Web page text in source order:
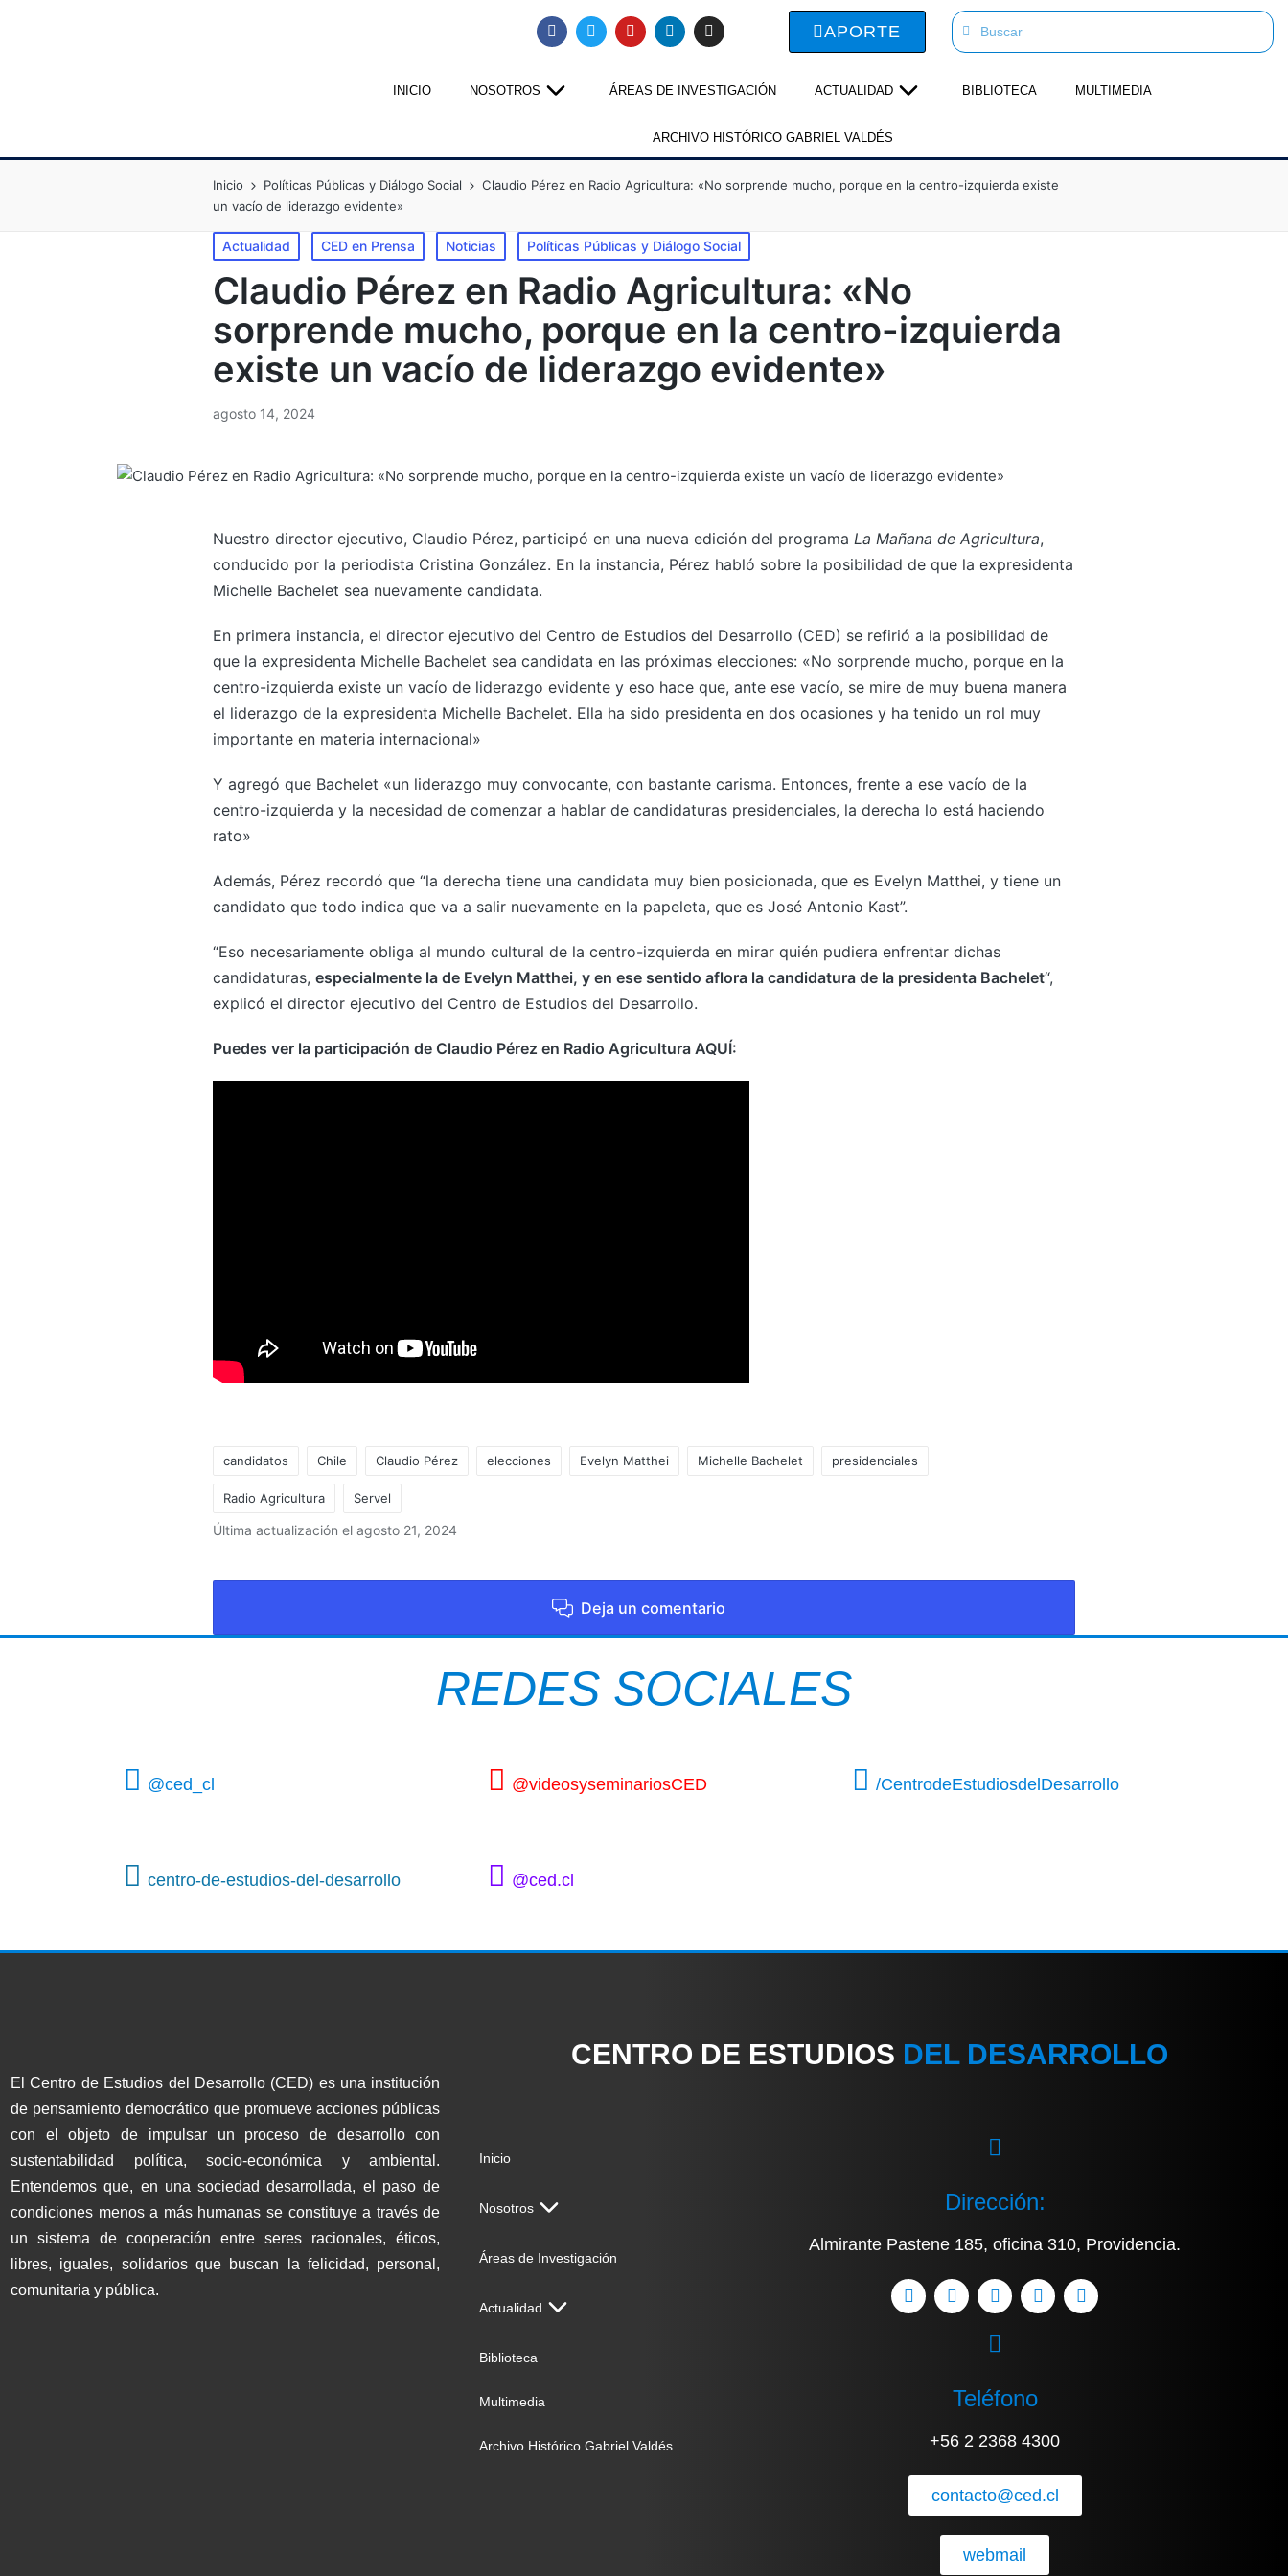
APORTE
INICIO NOSOTROS ÁREAS DE INVESTIGACIÓN ACTUALIDAD BIBLIOTECA MULTIMEDIA
ARCHIVO HISTÓRICO GABRIEL VALDÉS
Inicio Políticas Públicas y Diálogo Social
Claudio Pérez en Radio Agricultura: «No sorprende mucho, porque en la centro-izquierda existe
un vacío de liderazgo evidente»
Actualidad CED en Prensa Noticias Políticas Públicas y Diálogo Social
Claudio Pérez en Radio Agricultura: «No
sorprende mucho, porque en la centro-izquierda
existe un vacío de liderazgo evidente»
agosto 14, 2024
Nuestro director ejecutivo, Claudio Pérez, participó en una nueva edición del programa La Mañana de Agricultura,
conducido por la periodista Cristina González. En la instancia, Pérez habló sobre la posibilidad de que la expresidenta
Michelle Bachelet sea nuevamente candidata.
En primera instancia, el director ejecutivo del Centro de Estudios del Desarrollo (CED) se refirió a la posibilidad de
que la expresidenta Michelle Bachelet sea candidata en las próximas elecciones: «No sorprende mucho, porque en la
centro-izquierda existe un vacío de liderazgo evidente y eso hace que, ante ese vacío, se mire de muy buena manera
el liderazgo de la expresidenta Michelle Bachelet. Ella ha sido presidenta en dos ocasiones y ha tenido un rol muy
importante en materia internacional»
Y agregó que Bachelet «un liderazgo muy convocante, con bastante carisma. Entonces, frente a ese vacío de la
centro-izquierda y la necesidad de comenzar a hablar de candidaturas presidenciales, la derecha lo está haciendo
rato»
Además, Pérez recordó que “la derecha tiene una candidata muy bien posicionada, que es Evelyn Matthei, y tiene un
candidato que todo indica que va a salir nuevamente en la papeleta, que es José Antonio Kast”.
“Eso necesariamente obliga al mundo cultural de la centro-izquierda en mirar quién pudiera enfrentar dichas
candidaturas, especialmente la de Evelyn Matthei, y en ese sentido aflora la candidatura de la presidenta Bachelet“,
explicó el director ejecutivo del Centro de Estudios del Desarrollo.
Puedes ver la participación de Claudio Pérez en Radio Agricultura AQUÍ:
candidatos Chile Claudio Pérez elecciones Evelyn Matthei Michelle Bachelet presidenciales
Radio Agricultura Servel
Última actualización el agosto 21, 2024
Deja un comentario
REDES SOCIALES
@ced_cl @videosyseminariosCED /CentrodeEstudiosdelDesarrollo
centro-de-estudios-del-desarrollo @ced.cl
El Centro de Estudios del Desarrollo (CED) es una institución
de pensamiento democrático que promueve acciones públicas
con el objeto de impulsar un proceso de desarrollo con
sustentabilidad política, socio-económica y ambiental.
Entendemos que, en una sociedad desarrollada, el paso de
condiciones menos a más humanas se constituye a través de
un sistema de cooperación entre seres racionales, éticos,
libres, iguales, solidarios que buscan la felicidad, personal,
comunitaria y pública.
CENTRO DE ESTUDIOS DEL DESARROLLO
Inicio
Nosotros
Áreas de Investigación
Actualidad
Biblioteca
Multimedia
Archivo Histórico Gabriel Valdés
Dirección:
Almirante Pastene 185, oficina 310, Providencia.
Teléfono
+56 2 2368 4300
contacto@ced.cl
webmail